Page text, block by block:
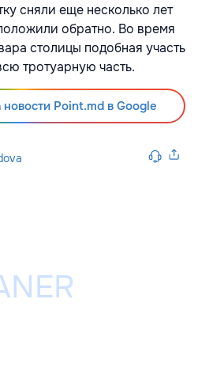
сняли еще несколько лет
обратно. Во время
столицы подобная участь
тротуарную часть.
Point.md в Google